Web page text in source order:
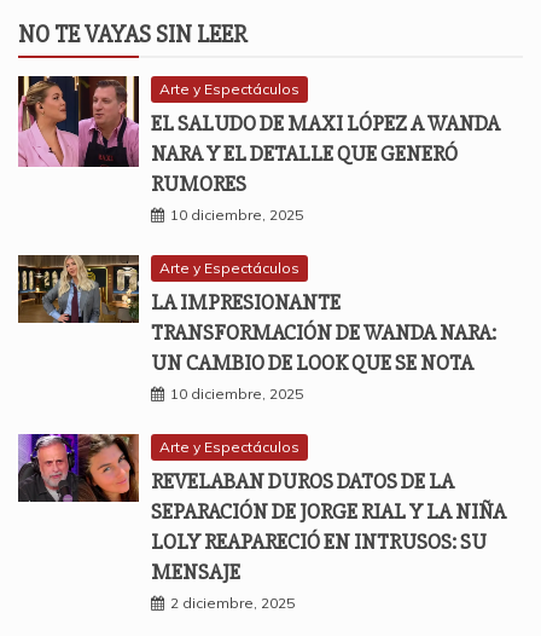
NO TE VAYAS SIN LEER
Arte y Espectáculos
EL SALUDO DE MAXI LÓPEZ A WANDA
NARA Y EL DETALLE QUE GENERÓ
RUMORES
10 diciembre, 2025
Arte y Espectáculos
LA IMPRESIONANTE
TRANSFORMACIÓN DE WANDA NARA:
UN CAMBIO DE LOOK QUE SE NOTA
10 diciembre, 2025
Arte y Espectáculos
REVELABAN DUROS DATOS DE LA
SEPARACIÓN DE JORGE RIAL Y LA NIÑA
LOLY REAPARECIÓ EN INTRUSOS: SU
MENSAJE
2 diciembre, 2025